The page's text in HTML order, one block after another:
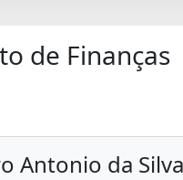
de Finanças
Antonio da Silva